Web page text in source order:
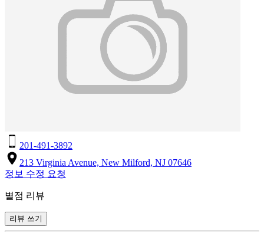
201-491-3892
213 Virginia Avenue, New Milford, NJ 07646
정보 수정 요청
별점 리뷰
리뷰 쓰기